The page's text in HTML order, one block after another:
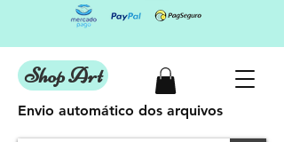
Shop Art
Envio automático dos arquivos